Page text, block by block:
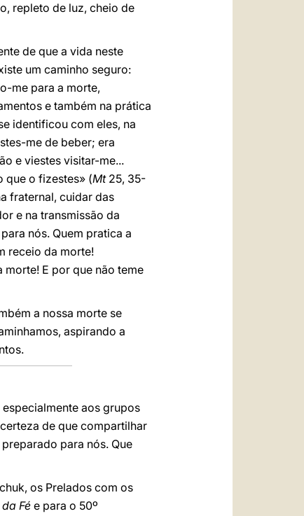
repleto de luz, cheio de
de que a vida neste
um caminho seguro:
me para a morte,
e também na prática
identificou com eles, na
me de beber; era
e viestes visitar-me...
que o fizestes» (Mt25, 35-
fraternal, cuidar das
e na transmissão da
nós. Quem pratica a
receio da morte!
E por que não teme
a nossa morte se
aspirando a
aos grupos
de que compartilhar
para nós. Que
os Prelados com os
Fé e para o 50º